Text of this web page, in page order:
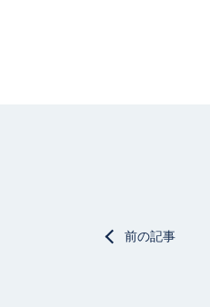
前の記事